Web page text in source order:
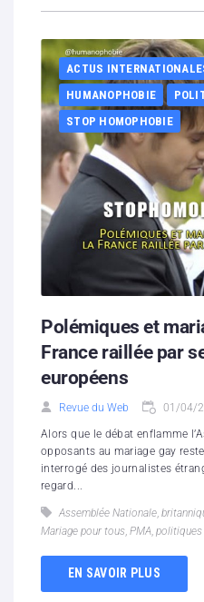
ACTUS
HUMANOPHOBIE
STOP HOMOPHOBIE
Polémiques et
France raillée par
européens
Revue du Web 01/04/
Alors que le débat enflamme
opposants au mariage gay
interrogé des journalistes
regard...
Assemblée Nationale
Mariage pour tous PMA politiques
EN SAVOIR PLUS